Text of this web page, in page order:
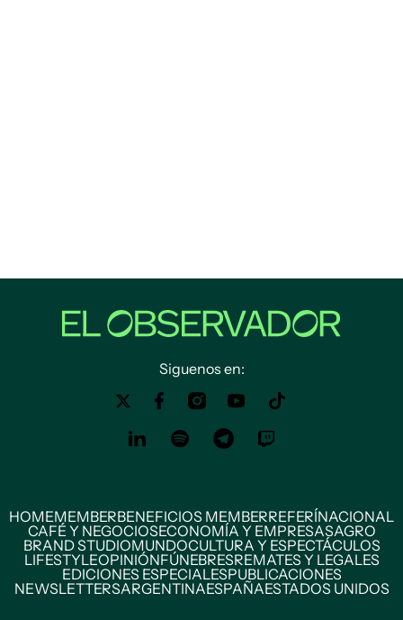
Siguenos en:
HOMEMEMBERBENEFICIOS MEMBERREFERÍNACIONAL
CAFÉ Y NEGOCIOSECONOMÍA Y EMPRESASAGRO
BRAND STUDIOMUNDOCULTURA Y ESPECTÁCULOS
LIFESTYLEOPINIÓNFÚNEBRESREMATES Y LEGALES
EDICIONES ESPECIALESPUBLICACIONES
NEWSLETTERSARGENTINAESPAÑAESTADOS UNIDOS